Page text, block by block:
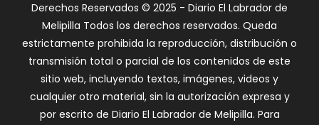
Derechos Reservados © 2025 - Diario El Labrador de
Melipilla Todos los derechos reservados. Queda
estrictamente prohibida la reproducción, distribución o
transmisión total o parcial de los contenidos de este
sitio web, incluyendo textos, imágenes, videos y
cualquier otro material, sin la autorización expresa y
por escrito de Diario El Labrador de Melipilla. Para